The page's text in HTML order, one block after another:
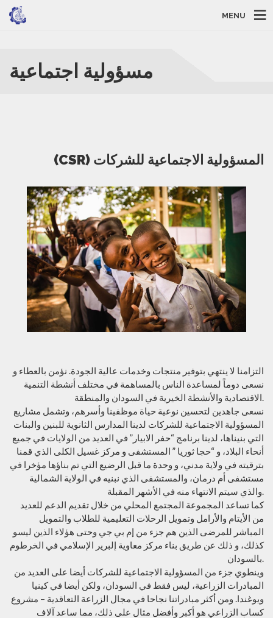
MENU
مسؤولية اجتماعية
(CSR) المسؤولية الاجتماعية للشركات
التزامنا لا ينتهي بتوفير منتجات وخدمات عالية الجودة. نؤمن بالعطاء و
نسعى دوماً لمساعدة الناس بالمساهمة في مختلف أنشطة التنمية
الاقتصادية والأنشطة الخيرية في السودان والمنطقة.
نسعى جاهدين لتحسين نوعية حياة موظفينا وأسرهم، وتشمل مشاريع
المسؤولية الاجتماعية للشركات لدينا المدارس الثانوية للبنين والبنات
التي بنيناها، لدينا برنامج “حفر الابيار” في العديد من الولايات في جميع
أنحاء البلاد، و “حجا ثوريا ” المستشفى و مركز غسيل الكلى الذي قمنا
بترقيته في ولاية مدني، و وحدة ما قبل الرضيع التي تم بناؤها مؤخرا في
مستشفى أم درمان، والمستشفى الذي نبنيه في الولاية الشمالية
والذي سيتم الانتهاء منه في الأشهر المقبلة.
كما تساعد المجموعة المجتمع المحلي من خلال تقديم الدعم للعديد
من الأيتام والأرامل وتمويل الرحلات التعليمية للطلاب والتمويل
المباشر للمرضى الذين هم جزء من إم بي جي وحتى هؤلاء الذين ليسو
كذلك، و ذلك عن طريق بناء مركز معاوية إلبرير الإسلامي في الخرطوم
بالسودان.
وينطوي جزء من المسؤولية الاجتماعية للشركات أيضا على العديد من
المبادرات الزراعية، ليس فقط في السودان، ولكن أيضا في كينيا
ويوغندا. ومن أكثر مبادراتنا نجاحا في مجال الزراعة التعاقدية – مشروع
كساب الزراعي هو أكبر وأفضل مثال على ذلك، مما ساعد آلاف